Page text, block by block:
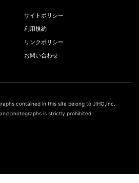
サイトポリシー
利用規約
リンクポリシー
お問い合わせ
contained in this site belong to JIHO,Inc.
photographs is strictly prohibited.